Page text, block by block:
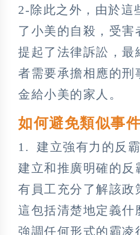
2-除此之外，由於這
了小美的自殺，受害
提起了法律訴訟，最
者需要承擔相應的刑
金給小美的家人。
如何避免類似事
1. 建立強有力的反
建立和推廣明確的反
有員工充分了解該政
這包括清楚地定義什
強調任何形式的霸凌